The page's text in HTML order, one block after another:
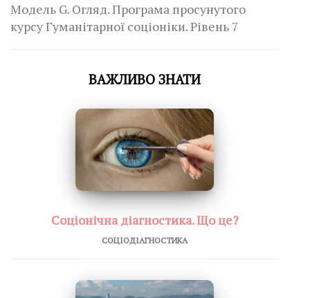
Модель G. Огляд. Програма просунутого
курсу Гуманітарної соціоніки. Рівень 7
ВАЖЛИВО ЗНАТИ
Соціонічна діагностика. Що це?
СОЦІОДІАГНОСТИКА